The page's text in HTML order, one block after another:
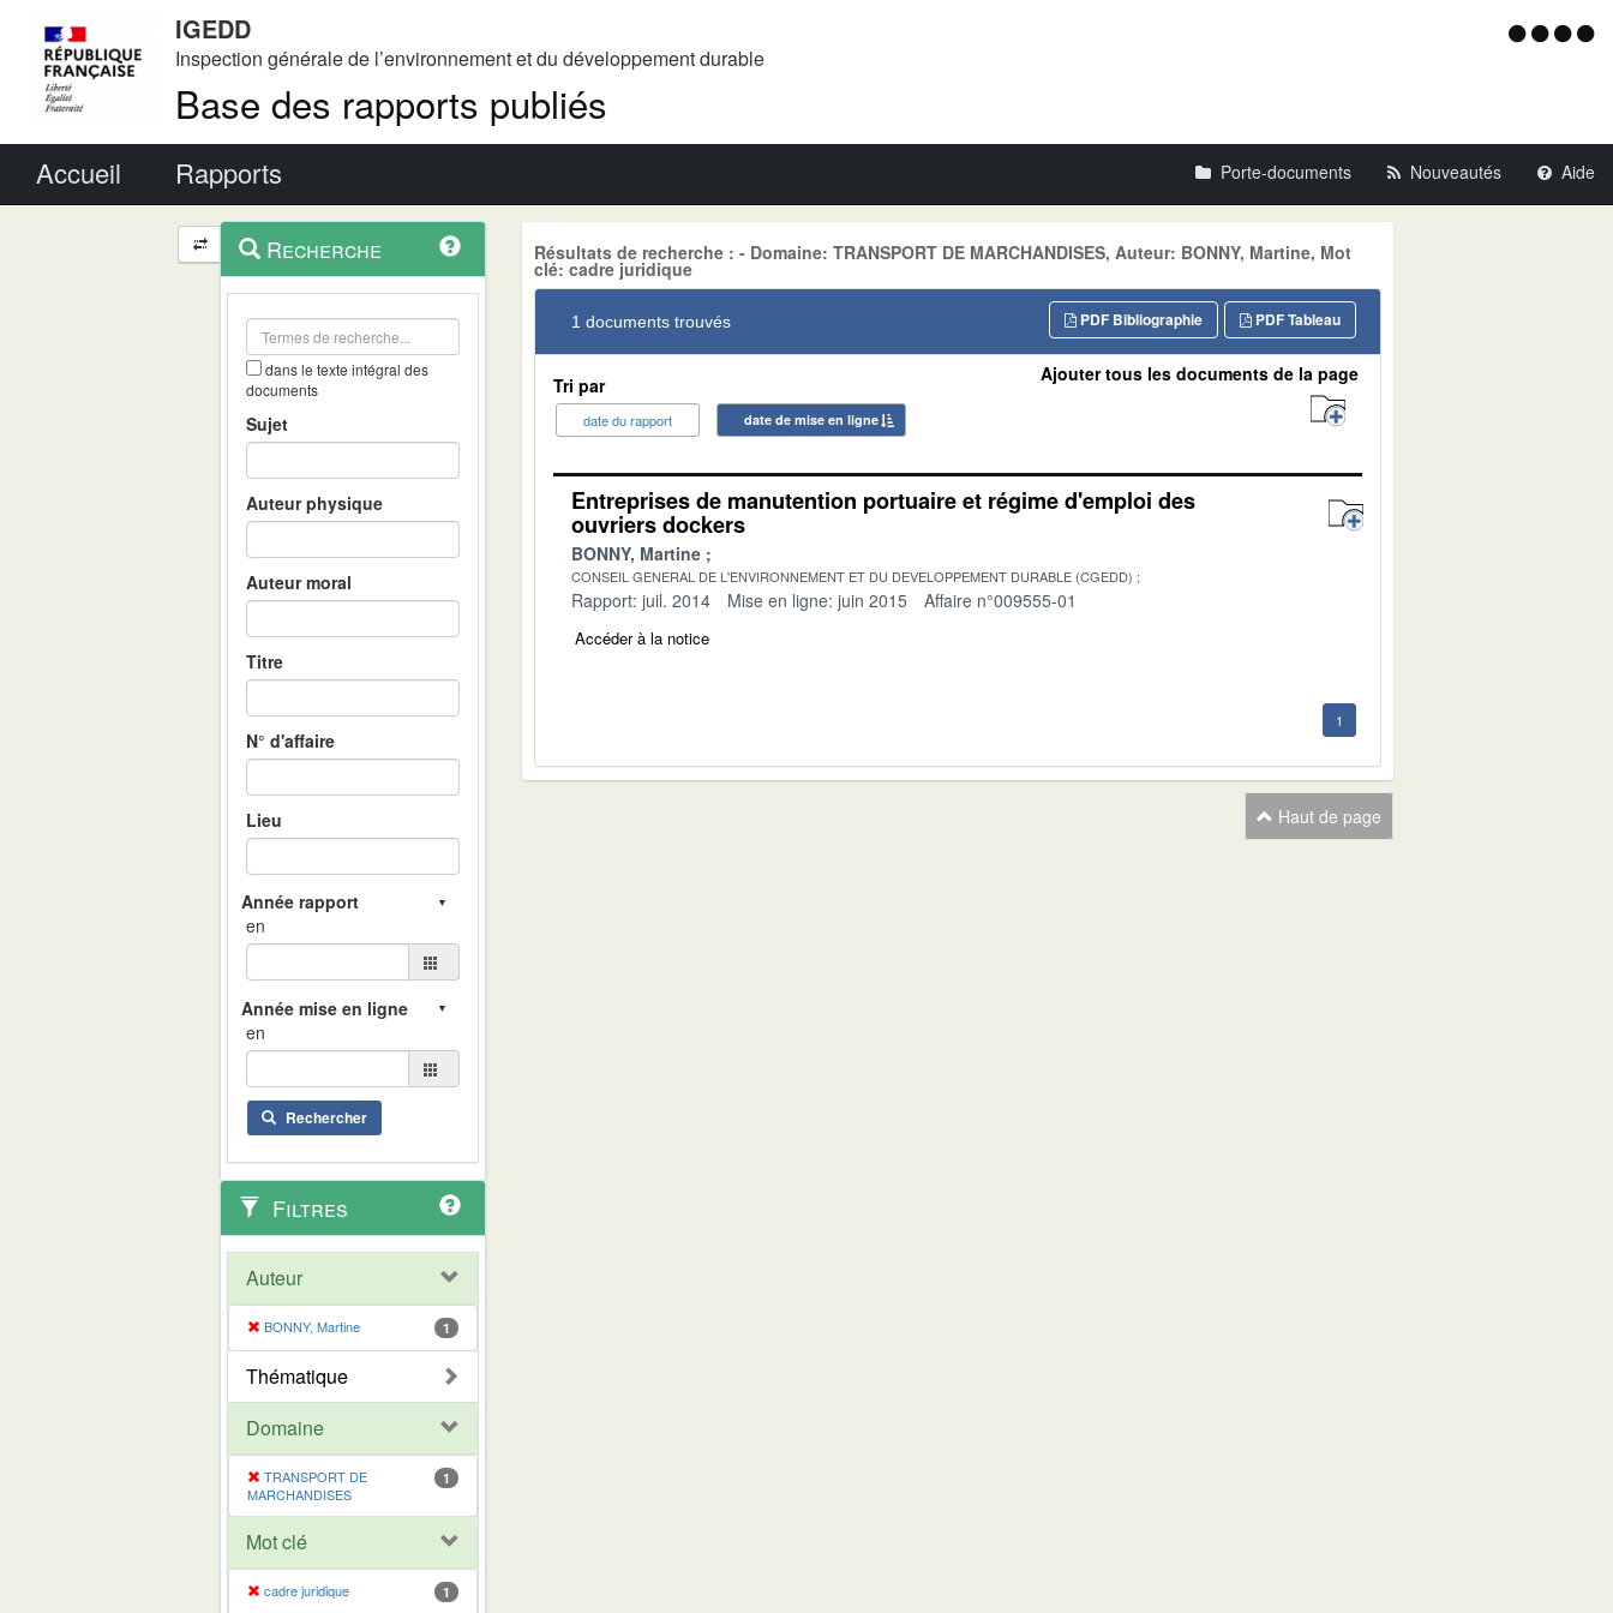
IGEDD
Inspection générale de l’environnement et du développement durable
Base des rapports publiés
Menu
Accueil Rapports Porte-documents Nouveautés Aide
Navigation
et
outils
contextuel
Recherche
dans le texte intégral des
documents
Sujet
Auteur physique
Auteur moral
Titre
N° d'affaire
Lieu
en
en
Rechercher
Filtres
Auteur
BONNY, Martine 1
Thématique
Domaine
TRANSPORT DE
MARCHANDISES
1
Mot clé
cadre juridique 1
Résultats de recherche : - Domaine: TRANSPORT DE MARCHANDISES, Auteur: BONNY, Martine, Mot
clé: cadre juridique
1 documents trouvés PDF Tableau
PDF Bibliographie
Tri par
date du rapport date de mise en ligne
Ajouter tous les documents de la page
Entreprises de manutention portuaire et régime d'emploi des
ouvriers dockers
BONNY, Martine
CONSEIL GENERAL DE L'ENVIRONNEMENT ET DU DEVELOPPEMENT DURABLE (CGEDD)
Rapport: juil. 2014 Mise en ligne: juin 2015 Affaire n°009555-01
Accéder à la notice
1
Haut de page